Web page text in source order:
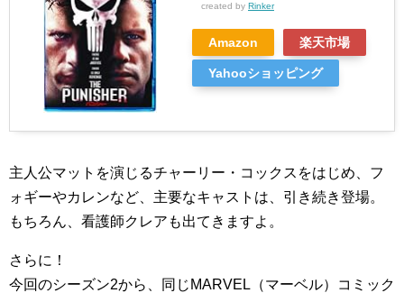
created by Rinker
Amazon 楽天市場
Yahooショッピング
主人公マットを演じるチャーリー・コックスをはじめ、フ
ォギーやカレンなど、主要なキャストは、引き続き登場。
もちろん、看護師クレアも出てきますよ。
さらに！
今回のシーズン2から、同じMARVEL（マーベル）コミック